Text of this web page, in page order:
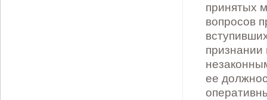
принятых
вопросов
ее